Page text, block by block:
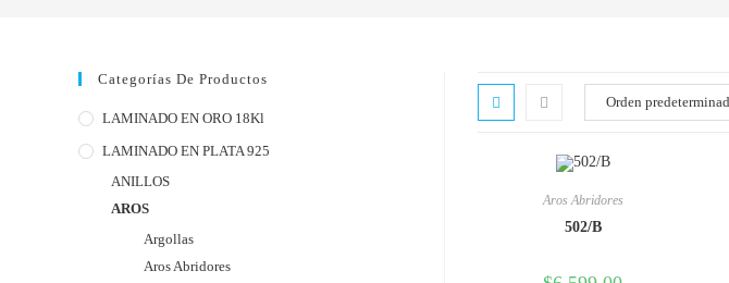
Aros Abridores
502/B
Categorías De Productos
LAMINADO EN ORO 18Kl
LAMINADO EN PLATA 925
ANILLOS
AROS
Argollas
Aros Abridores